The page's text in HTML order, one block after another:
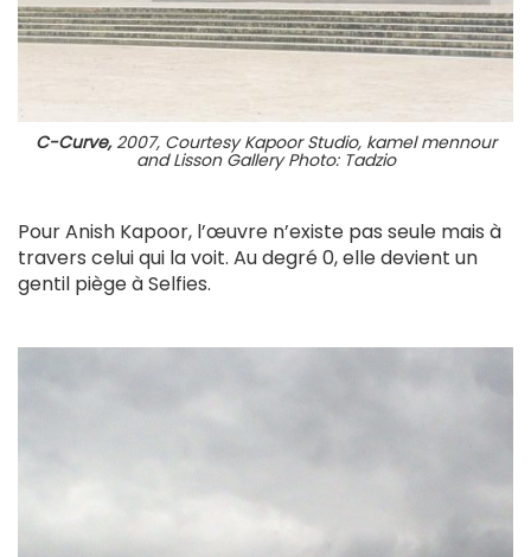
C-Curve,2007, Courtesy Kapoor Studio, kamel mennour
and Lisson Gallery Photo: Tadzio
Pour Anish Kapoor, l’œuvre n’existe pas seule mais à
travers celui qui la voit. Au degré 0, elle devient un
gentil piège à Selfies.